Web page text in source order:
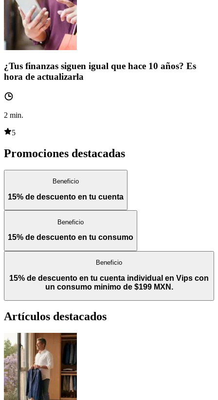
¿Tus finanzas siguen igual que hace 10 años? Es
hora de actualizarla
2 min.
5
Promociones destacadas
Beneficio
15% de descuento en tu cuenta
Beneficio
15% de descuento en tu consumo
Beneficio
15% de descuento en tu cuenta individual en Vips con
un consumo minimo de $199 MXN.
Artículos destacados